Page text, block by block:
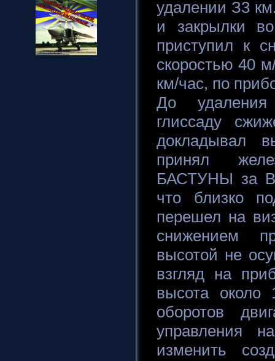
удалении З3
и закрылки
приступил к
скоростью 40
км/час, по
До
глиссаду
докладывал
принял
БАСТУНЫ за
что близко
перешел на
снижением
высотой не
взгляд на
высота около
оборотов
управления
изменить